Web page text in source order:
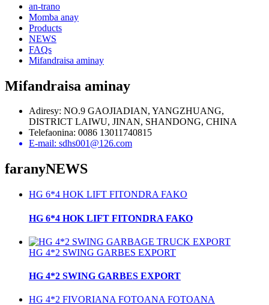
an-trano
Momba anay
Products
NEWS
FAQs
Mifandraisa aminay
Mifandraisa aminay
Adiresy: NO.9 GAOJIADIAN, YANGZHUANG,
DISTRICT LAIWU, JINAN, SHANDONG, CHINA
Telefaonina: 0086 13011740815
E-mail: sdhs001@126.com
faranyNEWS
HG 6*4 HOK LIFT FITONDRA FAKO
HG 6*4 HOK LIFT FITONDRA FAKO
HG 4*2 SWING GARBES EXPORT
HG 4*2 SWING GARBES EXPORT
HG 4*2 FIVORIANA FOTOANA FOTOANA